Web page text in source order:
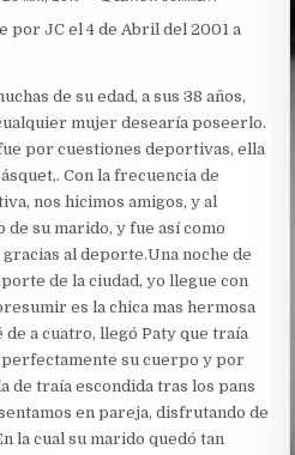
por JC el 4 de Abril del 2001 a
de su edad, a sus 38 años,
mujer desearía poseerlo.
por cuestiones deportivas, ella
Con la frecuencia de
nos hicimos amigos, y al
su marido, y fue así como
al deporte.Una noche de
de la ciudad, yo llegue con
es la chica mas hermosa
de a cuatro, llegó Paty que traía
perfectamente su cuerpo y por
de traía escondida tras los pans
en pareja, disfrutando de
la cual su marido quedó tan